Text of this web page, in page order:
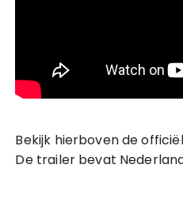
Bekijk hierboven de
De trailer bevat